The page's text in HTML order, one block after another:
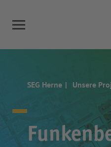
SEG Herne Unsere